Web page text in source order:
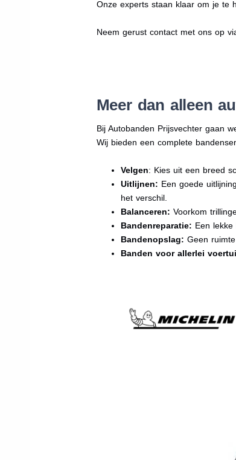
Onze experts staan klaar om je te
Neem gerust contact met ons op
Meer dan alleen
Bij Autobanden Prijsvechter gaan
Wij bieden een complete
Velgen: Kies uit een breed
Uitlijnen: Een goede
het verschil.
Balanceren: Voorkom
Bandenreparatie: Een
Bandenopslag: Geen
Banden voor allerlei